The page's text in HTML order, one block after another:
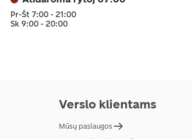
Pr-Št 7:00 - 21:00
Sk 9:00 - 20:00
Verslo klientams
Mūsų paslaugos